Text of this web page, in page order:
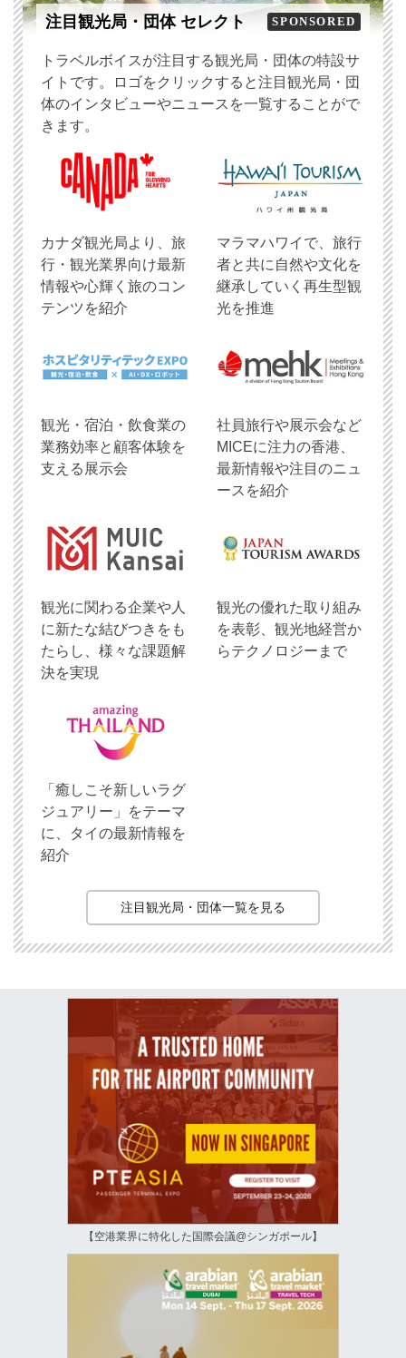
注目観光局・団体 セレクト SPONSORED
トラベルボイスが注目する観光局・団体の特設サ
イトです。ロゴをクリックすると注目観光局・団
体のインタビューやニュースを一覧することがで
きます。
​カナダ観光局より、旅
行・観光業界向け最新
情報や心輝く旅のコン
テンツを紹介
マラマハワイで、旅行
者と共に自然や文化を
継承していく再生型観
光を推進
観光・宿泊・飲食業の
業務効率と顧客体験を
支える展示会
社員旅行や展示会など
MICEに注力の香港、
最新情報や注目のニュ
ースを紹介
観光に関わる企業や人
に新たな結びつきをも
たらし、様々な課題解
決を実現
観光の優れた取り組み
を表彰、観光地経営か
らテクノロジーまで
「癒しこそ新しいラグ
ジュアリー」をテーマ
に、タイの最新情報を
紹介
注目観光局・団体一覧を見る
【空港業界に特化した国際会議@シンガポール】